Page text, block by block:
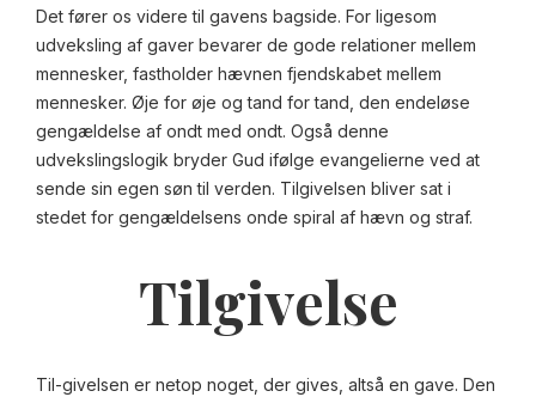
Det fører os videre til gavens bagside. For ligesom
udveksling af gaver bevarer de gode relationer mellem
mennesker, fastholder hævnen fjendskabet mellem
mennesker. Øje for øje og tand for tand, den endeløse
gengældelse af ondt med ondt. Også denne
udvekslingslogik bryder Gud ifølge evangelierne ved at
sende sin egen søn til verden. Tilgivelsen bliver sat i
stedet for gengældelsens onde spiral af hævn og straf.
Tilgivelse
Til-givelsen er netop noget, der gives, altså en gave. Den